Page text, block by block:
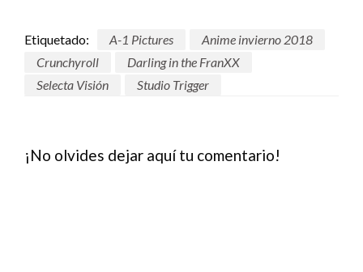
Etiquetado: A-1 Pictures
Anime invierno 2018
Crunchyroll
Darling in the FranXX
Selecta Visión
Studio Trigger
¡No olvides dejar aquí tu comentario!